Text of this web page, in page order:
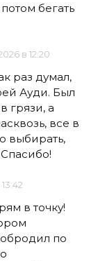
бегать
в 12:20
раз думал,
Ауди. Был
грязи, а
все в
выбирать,
в точку!
по